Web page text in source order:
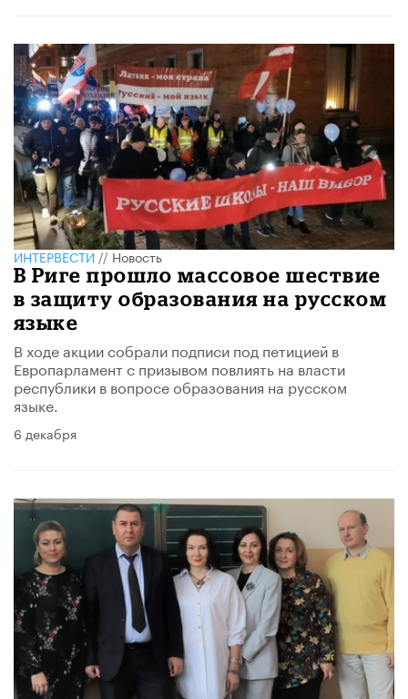
ИНТЕРВЕСТИ//Новость
В Риге прошло массовое шествие
в защиту образования на русском
языке
В ходе акции собрали подписи под петицией в
Европарламент с призывом повлиять на власти
республики в вопросе образования на русском
языке.
6 декабря